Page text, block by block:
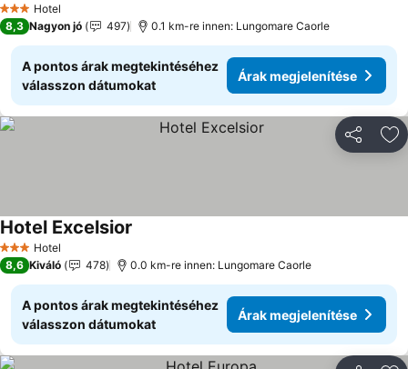
3 Kategória
Hotel
8,3 Nagyon jó 497 0.1 km-re innen: Lungomare Caorle
A pontos árak megtekintéséhez
válasszon dátumokat
Árak megjelenítése
3 Kategória
Hotel
Hotel Excelsior
8,6 Kiváló 478 0.0 km-re innen: Lungomare Caorle
A pontos árak megtekintéséhez
válasszon dátumokat
Árak megjelenítése